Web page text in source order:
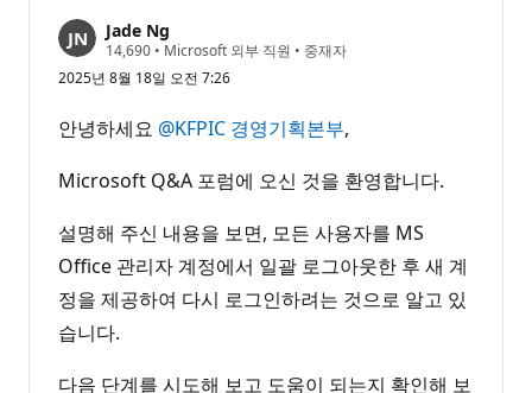
Jade Ng
14,690 평
포
트
• Microsoft 외부 직원 • 중재자
2025년 8월 18일 오전 7:26
안녕하세요 @KFPIC 경영기획본부,
Microsoft Q&A 포럼에 오신 것을 환영합니다.
설명해 주신 내용을 보면, 모든 사용자를 MS
Office 관리자 계정에서 일괄 로그아웃한 후 새 계
정을 제공하여 다시 로그인하려는 것으로 알고 있
습니다.
다음 단계를 시도해 보고 도움이 되는지 확인해 보